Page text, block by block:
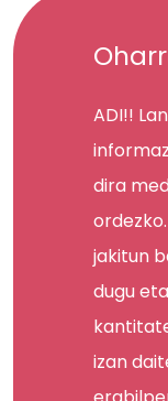
ADI!!
dira
jakitun
dugu
izan